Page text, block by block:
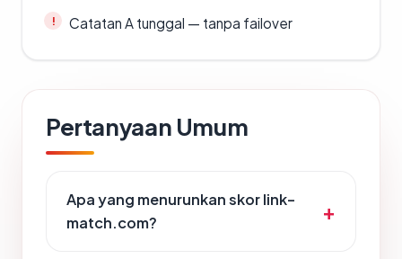
Catatan A tunggal — tanpa failover
Pertanyaan Umum
Apa yang menurunkan skor link-
match.com?